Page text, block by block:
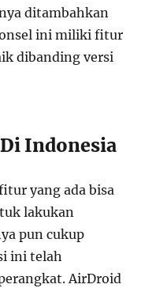
ditambahkan
ini miliki fitur
dibanding versi
Indonesia
yang ada bisa
lakukan
pun cukup
ini telah
AirDroid